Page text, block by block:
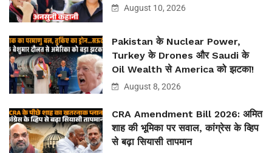
August 10, 2026
Pakistan के Nuclear Power,
Turkey के Drones और Saudi के
Oil Wealth से America को झटका!
August 8, 2026
CRA Amendment Bill 2026: अमित
शाह की भूमिका पर सवाल, कांग्रेस के व्हिप
से बढ़ा सियासी तापमान